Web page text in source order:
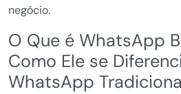
negócio.
O Que é WhatsApp
Como Ele se
WhatsApp